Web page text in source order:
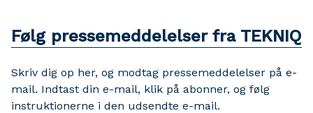
Følg pressemeddelelser fra TEKNIQ
Skriv dig op her, og modtag pressemeddelelser på e-
mail. Indtast din e-mail, klik på abonner, og følg
instruktionerne i den udsendte e-mail.